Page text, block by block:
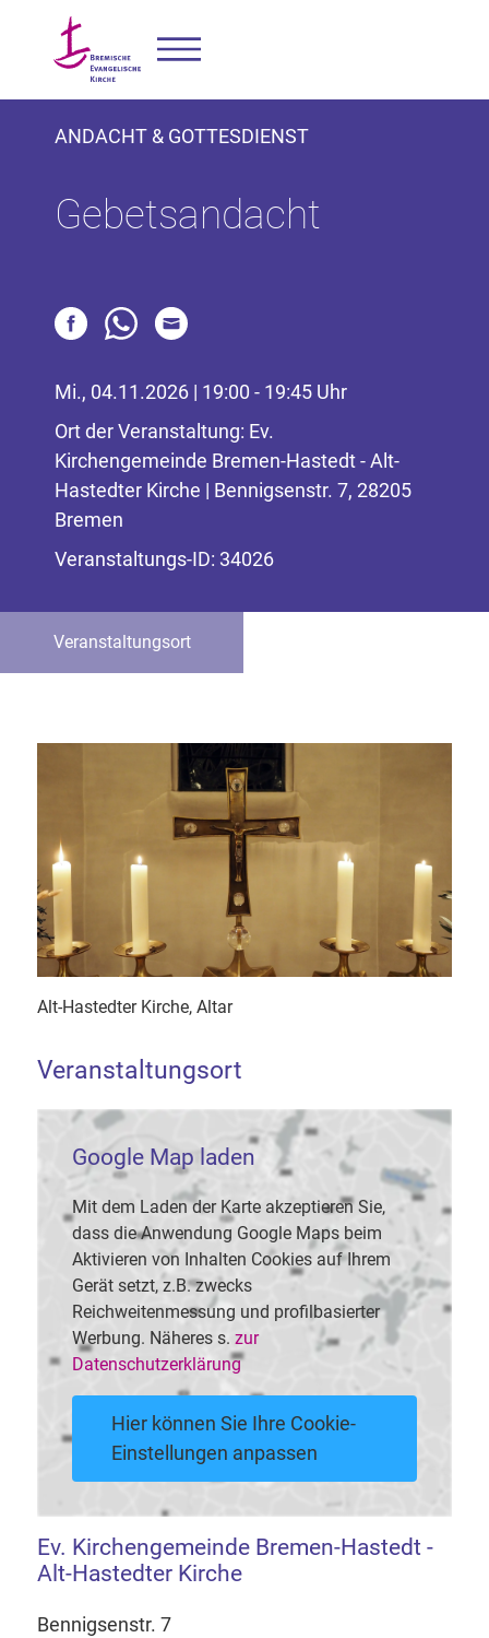
ANDACHT & GOTTESDIENST
Gebetsandacht
Mi., 04.11.2026 | 19:00 - 19:45 Uhr
Ort der Veranstaltung: Ev.
Kirchengemeinde Bremen-Hastedt - Alt-
Hastedter Kirche | Bennigsenstr. 7, 28205
Bremen
Veranstaltungs-ID: 34026
Veranstaltungsort
Alt-Hastedter Kirche, Altar
Veranstaltungsort
Google Map laden
Mit dem Laden der Karte akzeptieren Sie,
dass die Anwendung Google Maps beim
Aktivieren von Inhalten Cookies auf Ihrem
Gerät setzt, z.B. zwecks
Reichweitenmessung und profilbasierter
Werbung. Näheres s. zur
Datenschutzerklärung
Hier können Sie Ihre Cookie-
Einstellungen anpassen
Ev. Kirchengemeinde Bremen-Hastedt -
Alt-Hastedter Kirche
Bennigsenstr. 7